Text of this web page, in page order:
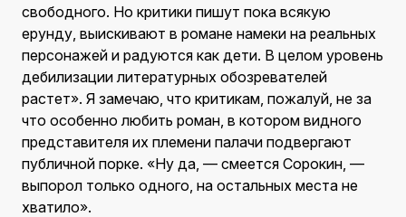
свободного. Но критики пишут пока всякую
ерунду, выискивают в романе намеки на реальных
персонажей и радуются как дети. В целом уровень
дебилизации литературных обозревателей
растет». Я замечаю, что критикам, пожалуй, не за
что особенно любить роман, в котором видного
представителя их племени палачи подвергают
публичной порке. «Ну да, — смеется Сорокин, —
выпорол только одного, на остальных места не
хватило».